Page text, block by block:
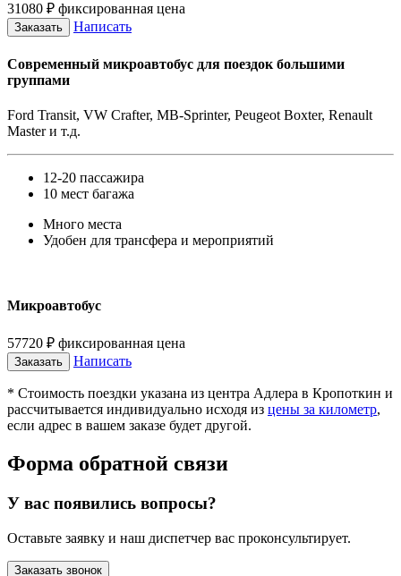
31080 ₽ фиксированная цена
Заказать Написать
Современный микроавтобус для поездок большими
группами
Ford Transit, VW Crafter, MB-Sprinter, Peugeot Boxter, Renault
Master и т.д.
12-20 пассажира
10 мест багажа
Много места
Удобен для трансфера и мероприятий
Микроавтобус
57720 ₽ фиксированная цена
Заказать Написать
* Стоимость поездки указана из центра Адлера в Кропоткин и
рассчитывается индивидуально исходя из цены за километр,
если адрес в вашем заказе будет другой.
Форма обратной связи
У вас появились вопросы?
Оставьте заявку и наш диспетчер вас проконсультирует.
Заказать звонок